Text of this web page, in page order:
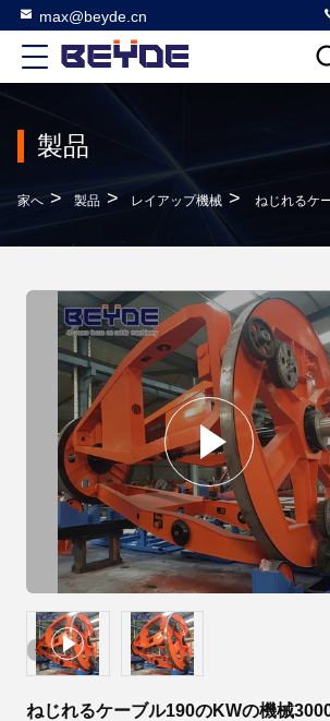
max@beyde.cn
製品
家へ > 製品 > レイアップ機械 > ねじれるケーブル190のKWの機械3000ダン
ねじれるケーブル190のKWの機械